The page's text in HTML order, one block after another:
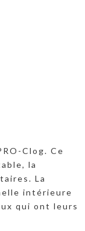
Clog. Ce
la
La
intérieure
qui ont leurs